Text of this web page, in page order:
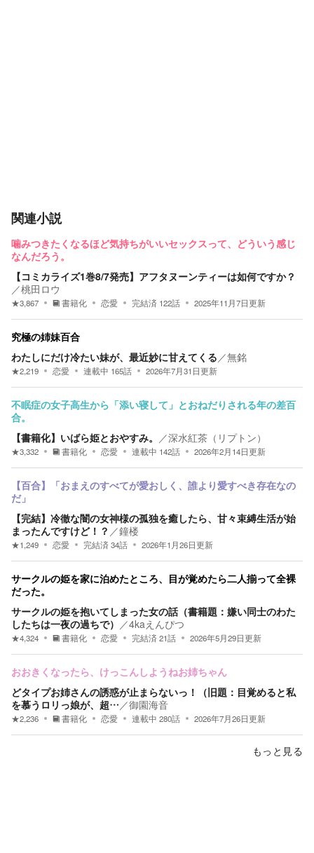
関連小説
噛みつきたくなるほど気持ちがいいセックスって、どういう感じ
なんだろう。
【コミカライズ1巻8/7発売】アフタヌーンティーは如何ですか？
／桃田ロウ
★3,867 書籍化 恋愛 完結済 122話 2025年11月7日更新
究極の姉妹百合
わたしにだけ冷たい妹が、最近妙に甘えてくる ／無銘
★2,219 恋愛 連載中 165話 2026年7月31日更新
不眠症の女子高生から「添い寝して」とおねだりされる年の差百
合。
【書籍化】いばら姫とおやすみ。 ／深水紅茶（リプトン）
★3,332 書籍化 恋愛 連載中 142話 2026年2月14日更新
【百合】「おまえのすべてが愛おしく、誰より愛すべき存在なの
だ」
【完結】冷徹な闇の女神様の孤独を癒したら、甘々束縛生活が始
まったんですけど！？ ／鐘楼
★1,249 恋愛 完結済34話 2026年1月26日更新
サークルの姫を家に泊めたところ、目が覚めたら二人揃って全裸
だった。
サークルの姫を抱いてしまった女の話（書籍題：嫌い同士のわた
したちは一夜の過ちで） ／4kaえんぴつ
★4,324 書籍化 恋愛 完結済 21話 2026年5月29日更新
おおきくなったら、けっこんしようねお姉ちゃん
どタイプお姉さんの誘惑が止まらないっ！（旧題：目覚めると私
を慕うロリっ娘が、超… ／御園海音
★2,236 書籍化 恋愛 連載中 280話 2026年7月26日更新
もっと見る